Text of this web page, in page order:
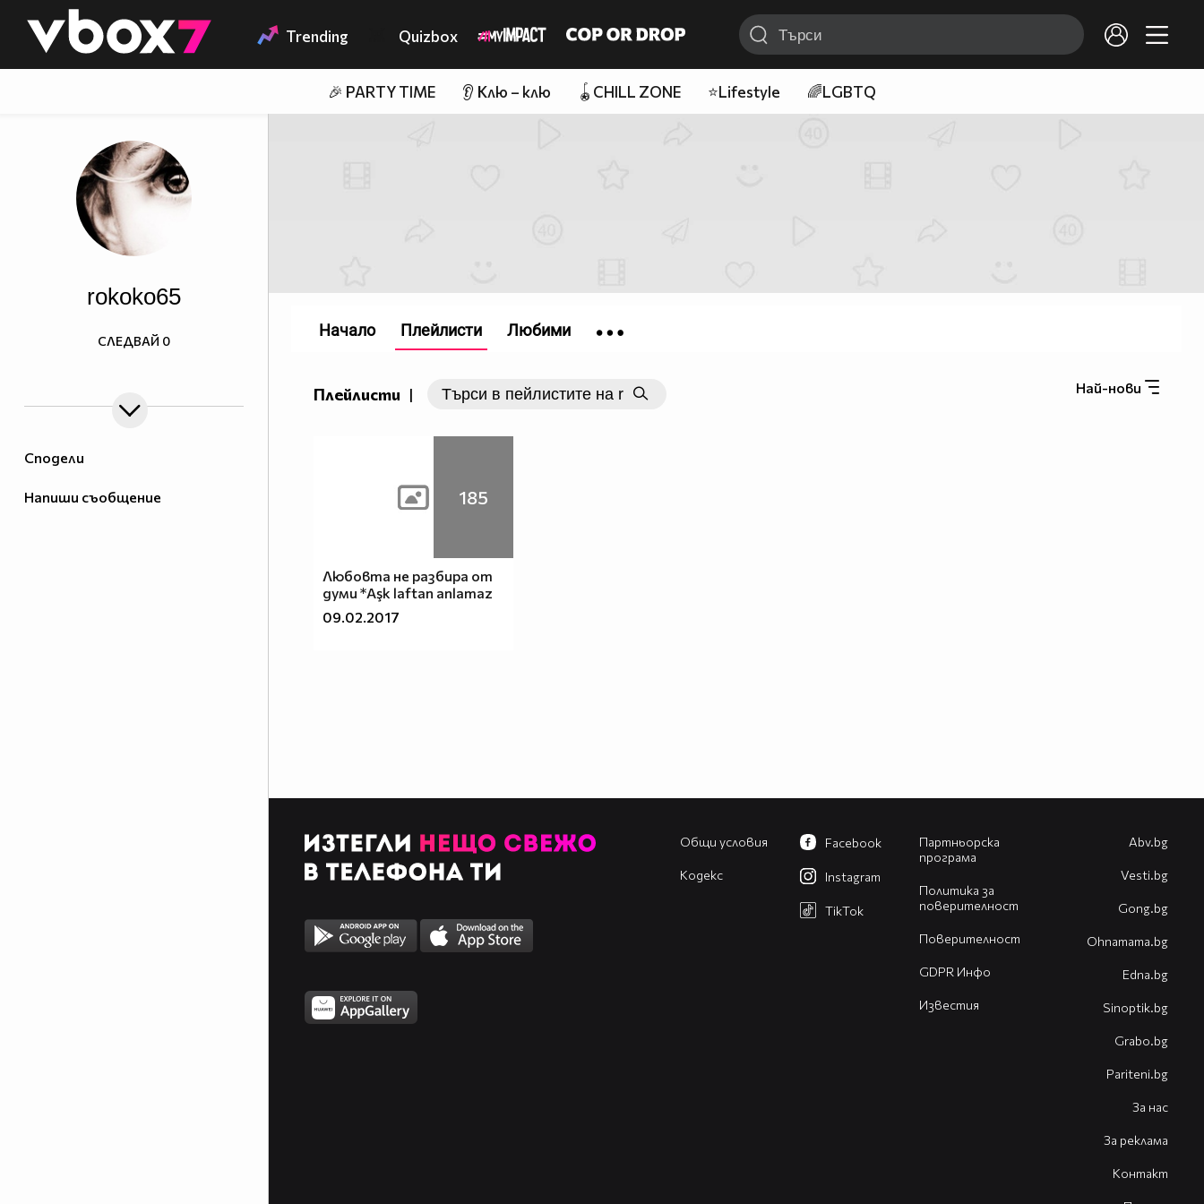
👾 Trending Quizbox
🎉 PARTY TIME 👂 Клю – клю 🪀CHILL ZONE ⭐Lifestyle 🌈LGBTQ
Сподели
Напиши съобщение
rokoko65
СЛЕДВАЙ 0
Плейлисти | Най-нови
185
Любовта не разбира от
думи *Aşk laftan anlamaz
09.02.2017
Начало Плейлисти Любими
Общи условия
Кодекс
Партньорска
програма
Политика за
поверителност
Поверителност
GDPR Инфо
Известия
Facebook
Instagram
TikTok
Abv.bg
Vesti.bg
Gong.bg
Оhnamama.bg
Edna.bg
Sinoptik.bg
Grabo.bg
Pariteni.bg
За нас
За реклама
Контакт